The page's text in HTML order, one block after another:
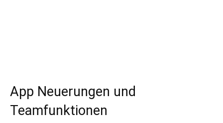
App Neuerungen und
Teamfunktionen